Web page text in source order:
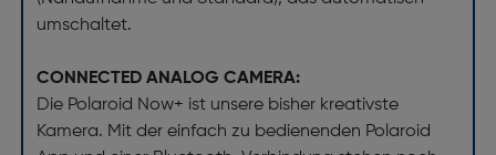
umschaltet.
CONNECTED ANALOG CAMERA:
Die Polaroid Now+ ist unsere bisher kreativste
Kamera. Mit der einfach zu bedienenden Polaroid